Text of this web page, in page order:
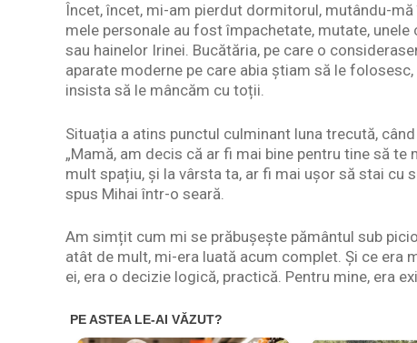
Încet, încet, mi-am pierdut dormitorul, mutându-
mele personale au fost împachetate, mutate,
sau hainelor Irinei. Bucătăria, pe care o
aparate moderne pe care abia știam să le
insista să le mâncăm cu toții.
Situația a atins punctul culminant luna trecută,
„Mamă, am decis că ar fi mai bine pentru tine să
mult spațiu, și la vârsta ta, ar fi mai ușor să stai cu
spus Mihai într-o seară.
Am simțit cum mi se prăbușește pământul sub
atât de mult, mi-era luată acum complet. Și ce era
ei, era o decizie logică, practică. Pentru mine, era